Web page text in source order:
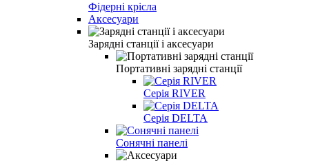
Фідерні крісла
Аксесуари
Зарядні станції і аксесуари
Портативні зарядні станції
Серія RIVER
Серія DELTA
Сонячні панелі